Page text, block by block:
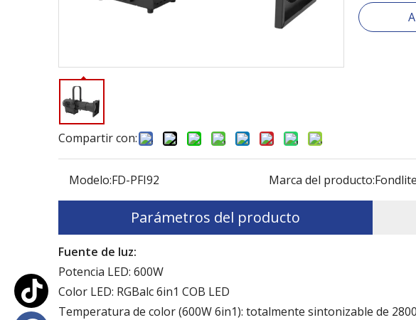
Compartir con:
Modelo:FD-PFI92 Marca del producto:
Parámetros del producto
Fuente de luz:
Potencia LED: 600W
Color LED: RGBalc 6in1 COB LED
Temperatura de color (600W 6in1): totalmente sintonizable de